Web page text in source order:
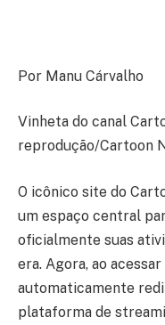
Por Manu Cárvalho
Vinheta do canal
reprodução/Cartoon
O icônico site do
um espaço central
oficialmente suas
era. Agora, ao
automaticamente
plataforma de